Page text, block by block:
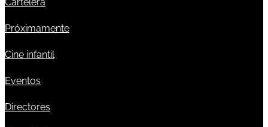
Cartelera
Próximamente
Cine infantil
Eventos
Directores